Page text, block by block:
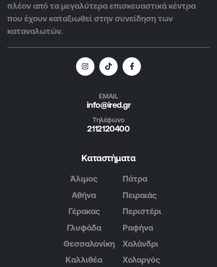
πλέον από τα μεγαλύτερα επισκευαστικά κέντρα
που έχουν καταξιωθεί στην συνείδηση των
καταναλωτών.
EMAIL
info@ired.gr
Τηλέφωνο
2112120400
Καταστήματα
Άλιμος
Αθήνα
Γέρακας
Γλυφάδα
Θεσσαλονίκη
Καλλιθέα
Πάτρα
Πειραιάς
Περιστέρι
Ραφήνα
Χαλάνδρι
Χολαργός